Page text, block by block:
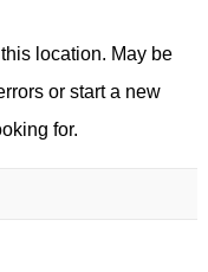
location. May be
or start a new
for.